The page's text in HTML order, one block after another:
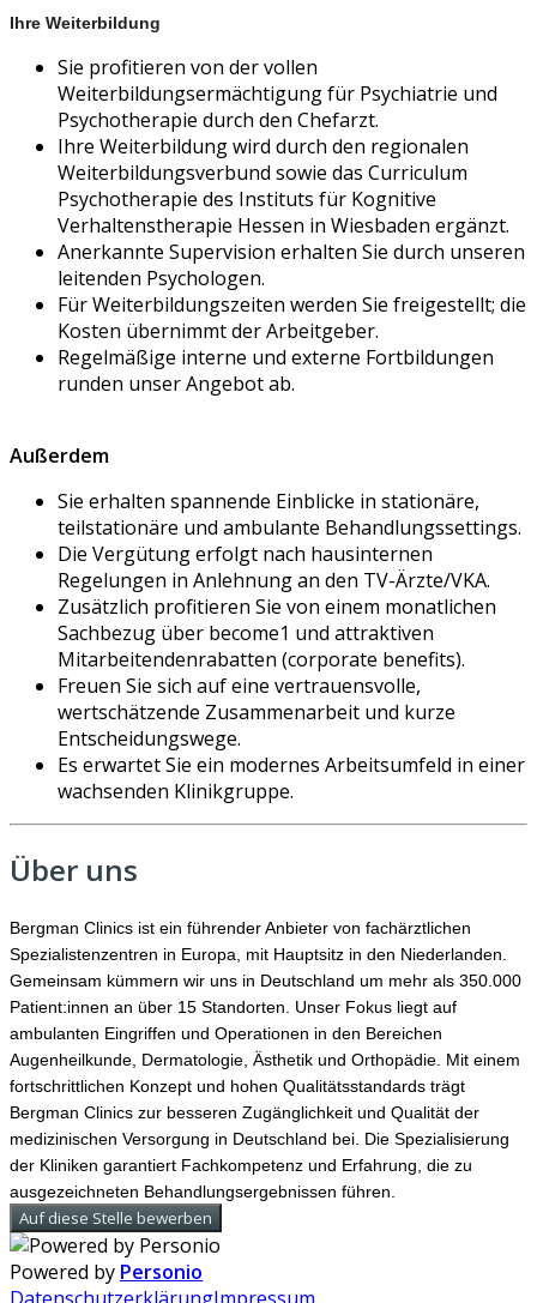
Ihre Weiterbildung
Sie profitieren von der vollen
Weiterbildungsermächtigung für Psychiatrie und
Psychotherapie durch den Chefarzt.
Ihre Weiterbildung wird durch den regionalen
Weiterbildungsverbund sowie das Curriculum
Psychotherapie des Instituts für Kognitive
Verhaltenstherapie Hessen in Wiesbaden ergänzt.
Anerkannte Supervision erhalten Sie durch unseren
leitenden Psychologen.
Für Weiterbildungszeiten werden Sie freigestellt; die
Kosten übernimmt der Arbeitgeber.
Regelmäßige interne und externe Fortbildungen
runden unser Angebot ab.
Außerdem
Sie erhalten spannende Einblicke in stationäre,
teilstationäre und ambulante Behandlungssettings.
Die Vergütung erfolgt nach hausinternen
Regelungen in Anlehnung an den TV-Ärzte/VKA.
Zusätzlich profitieren Sie von einem monatlichen
Sachbezug über become1 und attraktiven
Mitarbeitendenrabatten (corporate benefits).
Freuen Sie sich auf eine vertrauensvolle,
wertschätzende Zusammenarbeit und kurze
Entscheidungswege.
Es erwartet Sie ein modernes Arbeitsumfeld in einer
wachsenden Klinikgruppe.
Über uns
Bergman Clinics ist ein führender Anbieter von fachärztlichen
Spezialistenzentren in Europa, mit Hauptsitz in den Niederlanden.
Gemeinsam kümmern wir uns in Deutschland um mehr als 350.000
Patient:innen an über 15 Standorten. Unser Fokus liegt auf
ambulanten Eingriffen und Operationen in den Bereichen
Augenheilkunde, Dermatologie, Ästhetik und Orthopädie. Mit einem
fortschrittlichen Konzept und hohen Qualitätsstandards trägt
Bergman Clinics zur besseren Zugänglichkeit und Qualität der
medizinischen Versorgung in Deutschland bei. Die Spezialisierung
der Kliniken garantiert Fachkompetenz und Erfahrung, die zu
ausgezeichneten Behandlungsergebnissen führen.
Auf diese Stelle bewerben
Powered by Personio